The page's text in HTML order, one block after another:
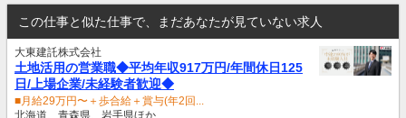
この仕事と似た仕事で、まだあなたが見ていない求人
大東建託株式会社
土地活用の営業職◆平均年収917万円/年間休日125
日/上場企業/未経験者歓迎◆
■月給29万円〜＋歩合給＋賞与(年2回...
北海道、青森県、岩手県ほか